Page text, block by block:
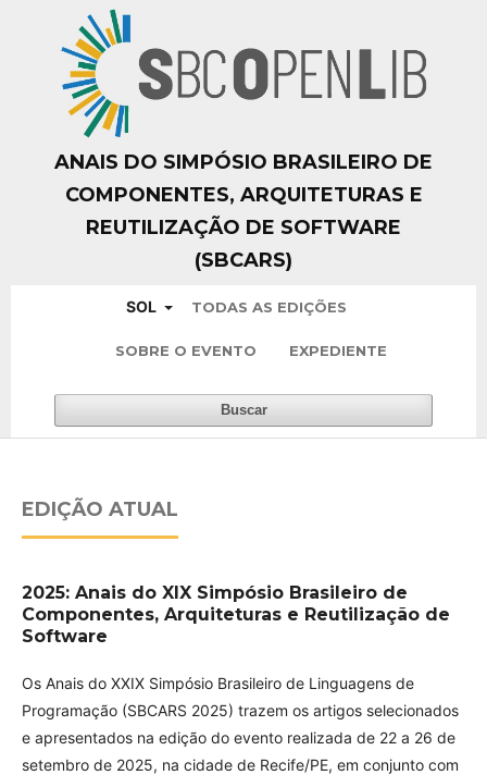
ANAIS DO SIMPÓSIO BRASILEIRO DE
COMPONENTES, ARQUITETURAS E
REUTILIZAÇÃO DE SOFTWARE
(SBCARS)
SOL TODAS AS EDIÇÕES
SOBRE O EVENTO EXPEDIENTE
Buscar
EDIÇÃO ATUAL
2025: Anais do XIX Simpósio Brasileiro de
Componentes, Arquiteturas e Reutilização de
Software
Os Anais do XXIX Simpósio Brasileiro de Linguagens de
Programação (SBCARS 2025) trazem os artigos selecionados
e apresentados na edição do evento realizada de 22 a 26 de
setembro de 2025, na cidade de Recife/PE, em conjunto com